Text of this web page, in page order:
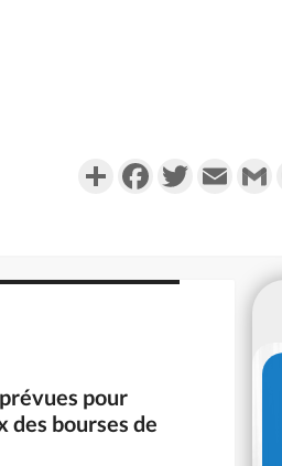
PartagerFacebookTwitterEmail
pour
bourses de